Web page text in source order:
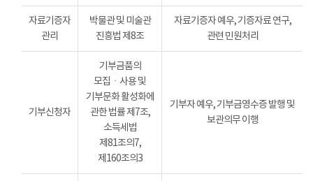
자료기증자
관리
박물관 및 미술관
진흥법 제8조
자료기증자 예우, 기증자료 연구,
관련 민원처리
기부신청자
기부금품의
모집ㆍ사용 및
기부문화 활성화에
관한 법률 제7조,
소득세법
제81조의7,
제160조의3
기부자 예우, 기부금영수증 발행 및
보관의무 이행